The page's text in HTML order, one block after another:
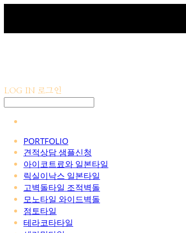
LOG IN 로그인
PORTFOLIO
견적상담 샘플신청
아이코트료와 일본타일
릭실이낙스 일본타일
고벽돌타일 조적벽돌
모노타일 와이드벽돌
점토타일
테라코타타일